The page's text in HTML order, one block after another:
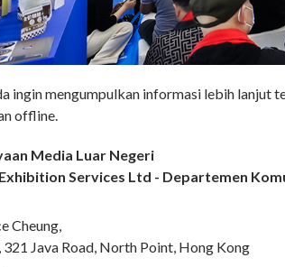
ingin mengumpulkan informasi lebih lanjut
offline.
Media Luar Negeri
Services Ltd - Departemen
Cheung,
321 Java Road, North Point, Hong Kong